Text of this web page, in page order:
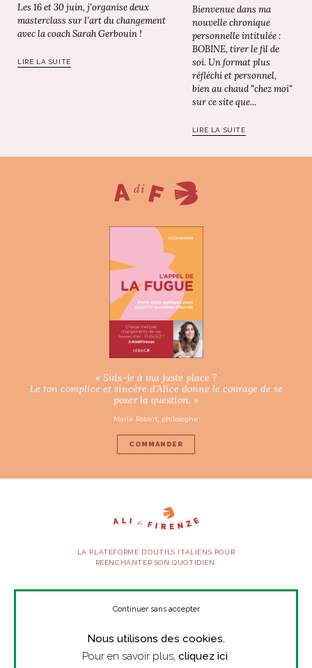
Les 16 et 30 juin, j'organise deux
masterclass sur l'art du changement
avec la coach Sarah Gerbouin !
LIRE LA SUITE
Bienvenue dans ma
nouvelle chronique
personnelle intitulée :
BOBINE, tirer le fil de
soi. Un format plus
réfléchi et personnel,
bien au chaud "chez moi"
sur ce site que...
LIRE LA SUITE
« Suis-je à ma juste place ?
Le ton complice et sincère d’Alice donne le courage de se
poser la question. »
Marie Robert, philosophe
COMMANDER
LA PLATEFORME D’OUTILS ITALIENS POUR
RÉENCHANTER SON QUOTIDIEN.
SUIVEZ-NOUS
Nous utilisons des cookies.
Pour en savoir plus, cliquez ici.
Continuer sans accepter